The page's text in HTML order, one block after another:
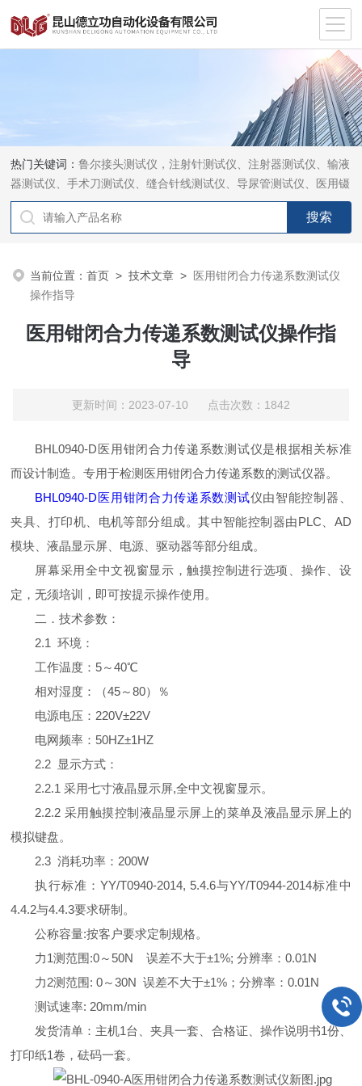
热门关键词：鲁尔接头测试仪，注射针测试仪、注射器测试仪、输液
器测试仪、手术刀测试仪、缝合针线测试仪、导尿管测试仪、医用镊
钳测试仪、导引管导丝测试仪、针灸针测试仪、留置针测试仪
当前位置：首页 >技术文章 > 医用钳闭合力传递系数测试仪
操作指导
医用钳闭合力传递系数测试仪操作指
导
更新时间：2023-07-10 点击次数：1842
BHL0940-D医用钳闭合力传递系数测试仪是根据相关标准
而设计制造。专用于检测医用钳闭合力传递系数的测试仪器。
BHL0940-D医用钳闭合力传递系数测试仪由智能控制器、
夹具、打印机、电机等部分组成。其中智能控制器由PLC、AD
模块、液晶显示屏、电源、驱动器等部分组成。
屏幕采用全中文视窗显示，触摸控制进行选项、操作、设
定，无须培训，即可按提示操作使用。
二．技术参数：
2.1 环境：
工作温度：5～40℃
相对湿度：（45～80）％
电源电压：220V±22V
电网频率：50HZ±1HZ
2.2 显示方式：
2.2.1 采用七寸液晶显示屏,全中文视窗显示。
2.2.2 采用触摸控制液晶显示屏上的菜单及液晶显示屏上的
模拟键盘。
2.3 消耗功率：200W
执行标准：YY/T0940-2014, 5.4.6与YY/T0944-2014标准中
4.4.2与4.4.3要求研制。
公称容量:按客户要求定制规格。
力1测范围:0～50N 误差不大于±1%; 分辨率：0.01N
力2测范围: 0～30N 误差不大于±1%；分辨率：0.01N
测试速率: 20mm/min
发货清单：主机1台、夹具一套、合格证、操作说明书1份、
打印纸1卷，砝码一套。